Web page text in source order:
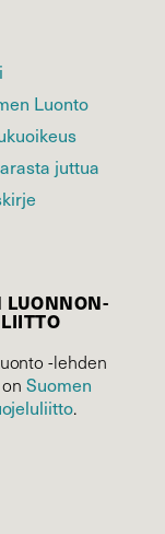
Luonto
juttua
LUONNON­
-lehden
onSuomen
.